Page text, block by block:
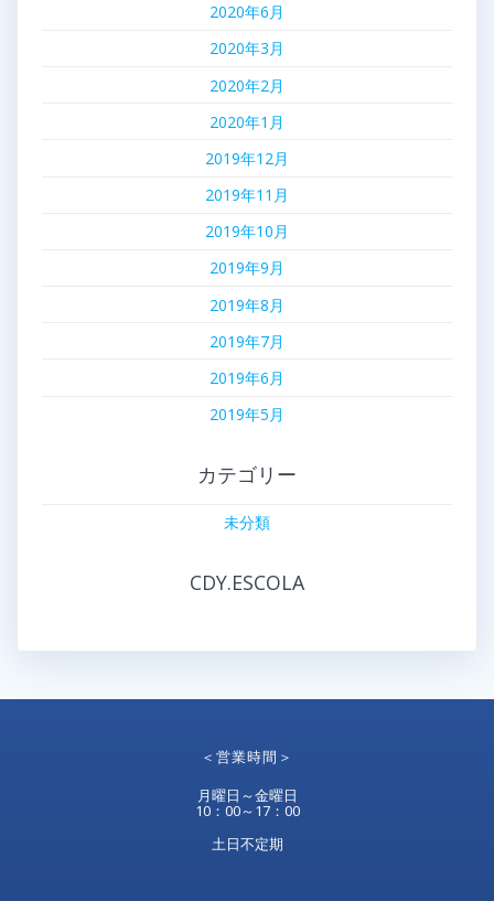
2020年6月
2020年3月
2020年2月
2020年1月
2019年12月
2019年11月
2019年10月
2019年9月
2019年8月
2019年7月
2019年6月
2019年5月
カテゴリー
未分類
CDY.ESCOLA
＜営業時間＞
月曜日～金曜日
10：00～17：00
土日不定期